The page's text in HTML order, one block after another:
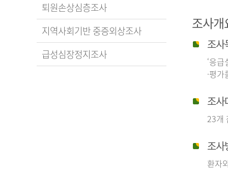
퇴원손상심층조사
지역사회기반 중증외상조사
급성심장정지조사
조사개
조사
‘응
·평
조사
23개
조사
환자